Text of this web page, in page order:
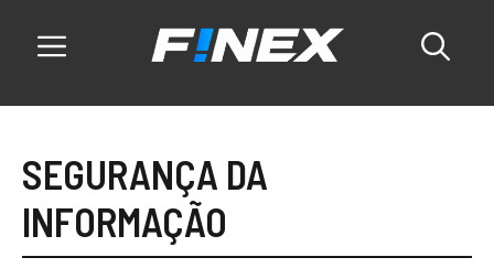
SEGURANÇA DA
INFORMAÇÃO